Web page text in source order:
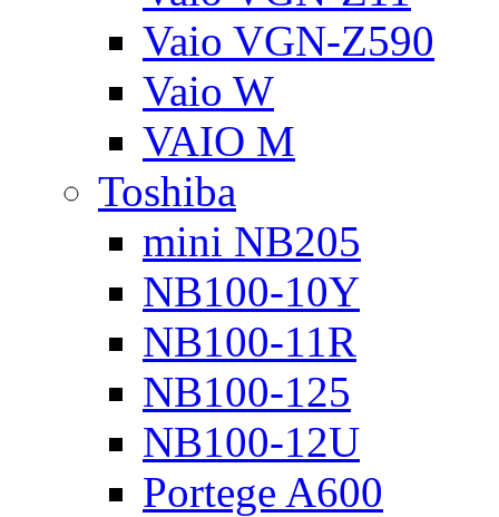
Vaio VGN-Z590
Vaio W
VAIO M
Toshiba
mini NB205
NB100-10Y
NB100-11R
NB100-125
NB100-12U
Portege A600